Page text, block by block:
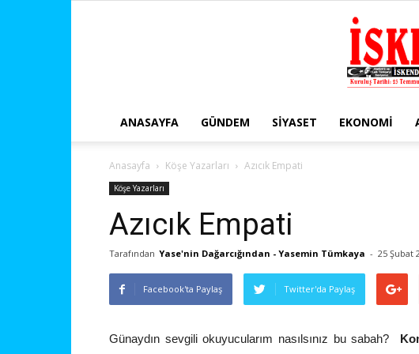
ANASAYFA GÜNDEM SIYASET EKONOMI
Anasayfa Köşe Yazarları Azıcık Empati
Köşe Yazarları
Azıcık Empati
Tarafından Yase'nin Dağarcığından - Yasemin Tümkaya - 25 Şubat
Facebook'ta Paylaş Twitter'da Paylaş
Günaydın sevgili okuyucularım nasılsınız bu sabah?